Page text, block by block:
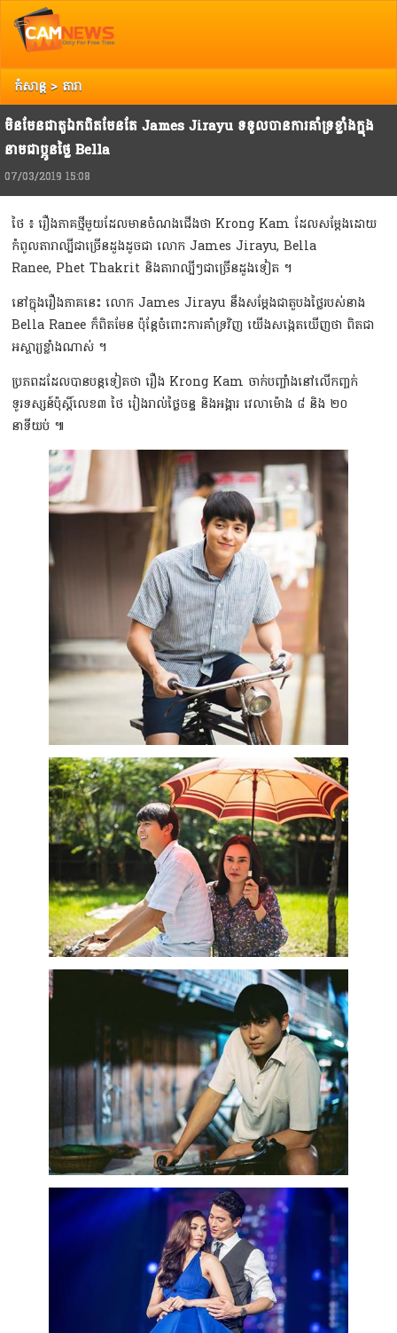
កំសាន្ត > តារា
មិនមែនជាតួឯកពិតមែនតែ James Jirayu ទទួលបានការគាំទ្រខ្លាំងក្នុង
នាមជាប្អូនថ្លៃ Bella
07/03/2019 15:08
ថៃ ៖ រឿងភាគថ្មីមួយដែលមានចំណងជើងថា Krong Kam ដែលសម្តែងដោយ
កំពូលតារាល្បីជាច្រើនដួងដូចជា លោក James Jirayu, Bella
Ranee, Phet Thakrit និងតារាល្បីៗជាច្រើនដួងទៀត ។
នៅក្នុងរឿងភាគនេះ លោក James Jirayu នឹងសម្តែងជាតួបងថ្លៃរបស់នាង
Bella Ranee ក៏ពិតមែន ប៉ុន្តែចំពោះការគាំទ្រវិញ យើងសង្កេតឃើញថា ពិតជា
អស្ចារ្យខ្លាំងណាស់ ។
ប្រភពដដែលបានបន្តទៀតថា រឿង Krong Kam ចាក់បញ្ចាំងនៅលើកញ្ចក់
ទូរទស្សន៍ប៉ុស្តិ៍លេខ៣ ថៃ រៀងរាល់ថ្ងៃចន្ទ និងអង្គារ វេលាម៉ោង ៨ និង ២០
នាទីយប់ ៕
រាល់ការរិះគន់ កែលំអ បញ្ចេញយោបល់ អ្នកអាចទាក់ទង Camnews តាមរយៈ Email: